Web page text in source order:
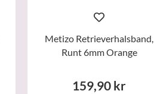
Metizo Retrieverhalsband,
Runt 6mm Orange
159,90 kr